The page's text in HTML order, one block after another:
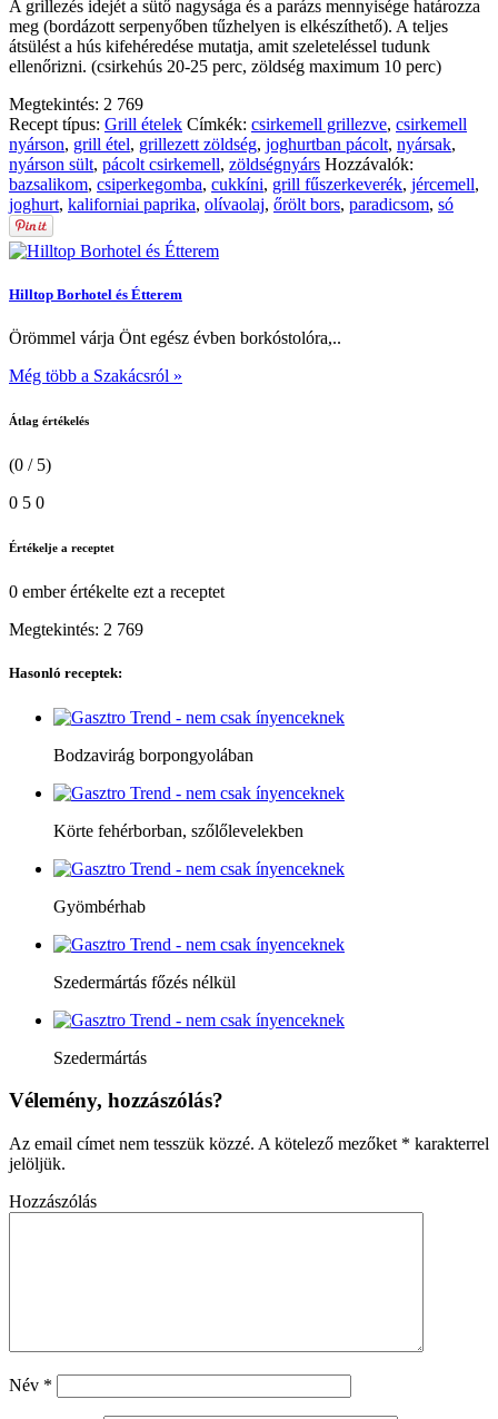
A grillezés idejét a sütő nagysága és a parázs mennyisége határozza
meg (bordázott serpenyőben tűzhelyen is elkészíthető). A teljes
átsülést a hús kifehéredése mutatja, amit szeleteléssel tudunk
ellenőrizni. (csirkehús 20-25 perc, zöldség maximum 10 perc)
Megtekintés: 2 769
Recept típus: Grill ételek Címkék: csirkemell grillezve, csirkemell
nyárson, grill étel, grillezett zöldség, joghurtban pácolt, nyársak,
nyárson sült, pácolt csirkemell, zöldségnyárs Hozzávalók:
bazsalikom, csiperkegomba, cukkíni, grill fűszerkeverék, jércemell,
joghurt, kaliforniai paprika, olívaolaj, őrölt bors, paradicsom, só
Hilltop Borhotel és Étterem
Örömmel várja Önt egész évben borkóstolóra,..
Még több a Szakácsról »
Átlag értékelés
(0 / 5)
0 5 0
Értékelje a receptet
0 emberértékelte ezt a receptet
Megtekintés: 2 769
Hasonló receptek:
Bodzavirág borpongyolában
Körte fehérborban, szőlőlevelekben
Gyömbérhab
Szedermártás főzés nélkül
Szedermártás
Vélemény, hozzászólás?
Az email címet nem tesszük közzé. A kötelező mezőket * karakterrel
jelöljük.
Hozzászólás
Név *